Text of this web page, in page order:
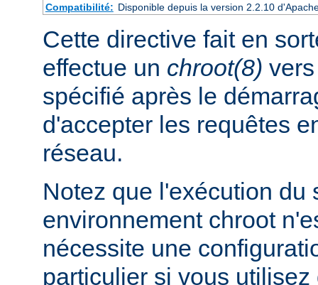
Compatibilité: Disponible depuis la version 2.2.10
Cette directive fait en
effectue un chroot(8)
spécifié après le
d'accepter les requêtes
réseau.
Notez que l'exécution du
environnement chroot
nécessite une
particulier si vous